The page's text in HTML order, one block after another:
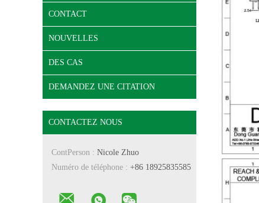
CONTACT
NOUVELLES
DES CAS
DEMANDEZ UNE CITATION
CONTACTEZ NOUS
ContPerson : Nicole Zhuo
Numéro de téléphone : +86 18925835585